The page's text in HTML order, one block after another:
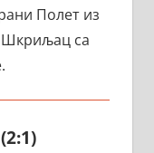
Полет из
Шкриљац са